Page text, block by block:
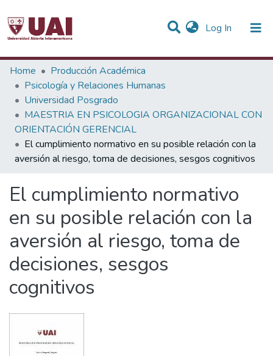
Log In (current)
Statistics
Communities & Collections
All of DSpace
Home
Producción Académica
Psicología y Relaciones Humanas
Universidad Posgrado
MAESTRIA EN PSICOLOGIA ORGANIZACIONAL CON
ORIENTACIÓN GERENCIAL
El cumplimiento normativo en su posible relación con la
aversión al riesgo, toma de decisiones, sesgos cognitivos
El cumplimiento normativo
en su posible relación con la
aversión al riesgo, toma de
decisiones, sesgos
cognitivos